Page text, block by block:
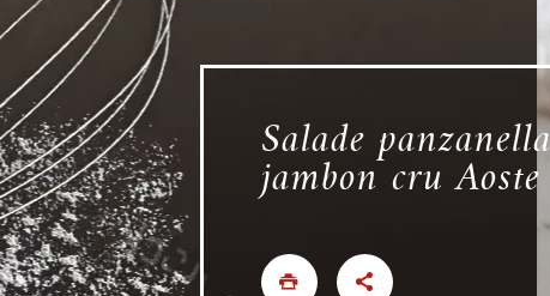
Salade
jambon cru Aoste